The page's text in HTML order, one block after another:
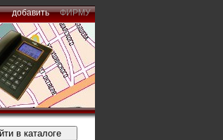
добавить ФИРМУ